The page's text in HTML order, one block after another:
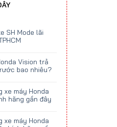
SH Mode lãi
Vision trả
bao nhiêu?
xe máy Honda
hãng gần đây
xe máy Honda